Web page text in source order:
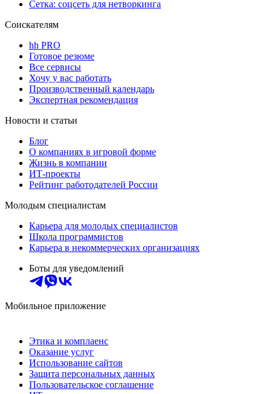
Сетка: соцсеть для нетворкинга
Соискателям
hh PRO
Готовое резюме
Все сервисы
Хочу у вас работать
Производственный календарь
Экспертная рекомендация
Новости и статьи
Блог
О компаниях в игровой форме
Жизнь в компании
ИТ-проекты
Рейтинг работодателей России
Молодым специалистам
Карьера для молодых специалистов
Школа программистов
Карьера в некоммерческих организациях
Боты для уведомлений
Мобильное приложение
Этика и комплаенс
Оказание услуг
Использование сайтов
Защита персональных данных
Пользовательское соглашение